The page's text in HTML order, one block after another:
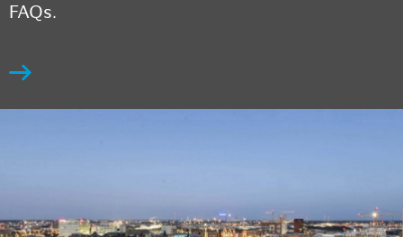
FAQs.